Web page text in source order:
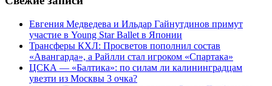
Евгения Медведева и Ильдар Гайнутдинов примут
участие в Young Star Ballet в Японии
Трансферы КХЛ: Просветов пополнил состав
«Авангарда», а Райлли стал игроком «Спартака»
ЦСКА — «Балтика»: по силам ли калининградцам
увезти из Москвы 3 очка?